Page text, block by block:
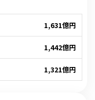
1,631億円
1,442億円
1,321億円